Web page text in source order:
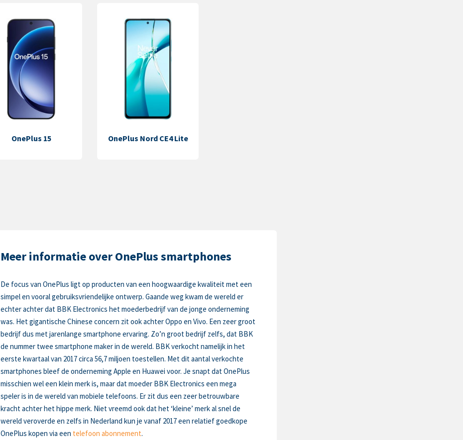
OnePlus 15 OnePlus Nord CE4 Lite
Meer informatie over OnePlus smartphones
De focus van OnePlus ligt op producten van een hoogwaardige kwaliteit met een
simpel en vooral gebruiksvriendelijke ontwerp. Gaande weg kwam de wereld er
echter achter dat BBK Electronics het moederbedrijf van de jonge onderneming
was. Het gigantische Chinese concern zit ook achter Oppo en Vivo. Een zeer groot
bedrijf dus met jarenlange smartphone ervaring. Zo’n groot bedrijf zelfs, dat BBK
de nummer twee smartphone maker in de wereld. BBK verkocht namelijk in het
eerste kwartaal van 2017 circa 56,7 miljoen toestellen. Met dit aantal verkochte
smartphones bleef de onderneming Apple en Huawei voor. Je snapt dat OnePlus
misschien wel een klein merk is, maar dat moeder BBK Electronics een mega
speler is in de wereld van mobiele telefoons. Er zit dus een zeer betrouwbare
kracht achter het hippe merk. Niet vreemd ook dat het ‘kleine’ merk al snel de
wereld veroverde en zelfs in Nederland kun je vanaf 2017 een relatief goedkope
OnePlus kopen via een telefoon abonnement.